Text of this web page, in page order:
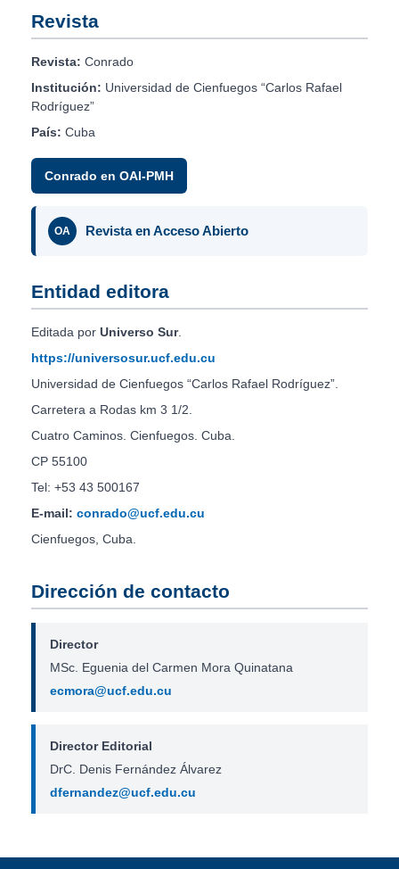
Revista
Revista: Conrado
Institución: Universidad de Cienfuegos “Carlos Rafael
Rodríguez”
País: Cuba
Conrado en OAI-PMH
OA Revista en Acceso Abierto
Entidad editora
Editada por Universo Sur.
https://universosur.ucf.edu.cu
Universidad de Cienfuegos “Carlos Rafael Rodríguez”.
Carretera a Rodas km 3 1/2.
Cuatro Caminos. Cienfuegos. Cuba.
CP 55100
Tel: +53 43 500167
E-mail: conrado@ucf.edu.cu
Cienfuegos, Cuba.
Dirección de contacto
Director
MSc. Eguenia del Carmen Mora Quinatana
ecmora@ucf.edu.cu
Director Editorial
DrC. Denis Fernández Álvarez
dfernandez@ucf.edu.cu